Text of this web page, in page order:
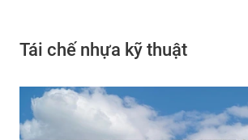
Tái chế nhựa kỹ thuật